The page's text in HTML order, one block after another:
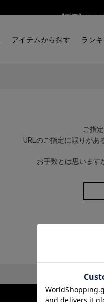
【重要】BIGI
アイテムから探す ラン
ご指
URLのご指定に誤りがあ
お手数とは思います